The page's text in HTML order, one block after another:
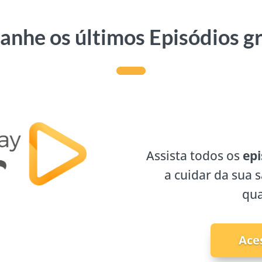
os últimos Episódios
Assista todos os
a cuidar da sua